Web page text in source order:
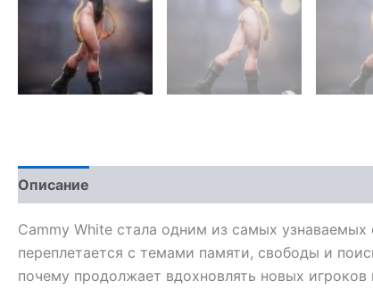
Описание
Cammy White стала одним из самых
переплетается с темами памяти, свободы и
почему продолжает вдохновлять новых